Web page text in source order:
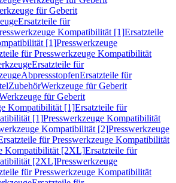
für Geberit
Ersatzteile für
Kompatibilität [1]Ersatzteile
[1]Presswerkzeuge
für Presswerkzeuge Kompatibilität
Ersatzteile für
AbpressstopfenErsatzteile für
ZubehörWerkzeuge für Geberit
für Geberit
Kompatibilität [1]Ersatzteile für
[1]Presswerkzeuge Kompatibilität
Kompatibilität [2]Presswerkzeuge
für Presswerkzeuge Kompatibilität
Kompatibilität [2XL]Ersatzteile für
[2XL]Presswerkzeuge
für Presswerkzeuge Kompatibilität